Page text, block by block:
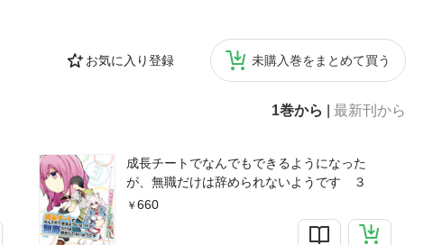
お気に入り登録 未購入巻をまとめて買う
1巻から 最新刊から
成長チートでなんでもできるようになった
が、無職だけは辞められないようです ３
660